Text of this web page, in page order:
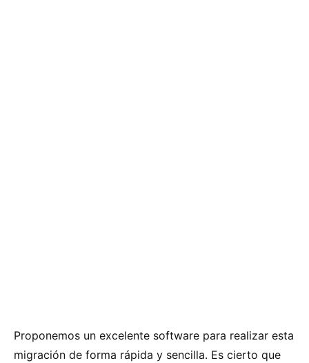
Proponemos un excelente software para realizar esta
migración de forma rápida y sencilla. Es cierto que